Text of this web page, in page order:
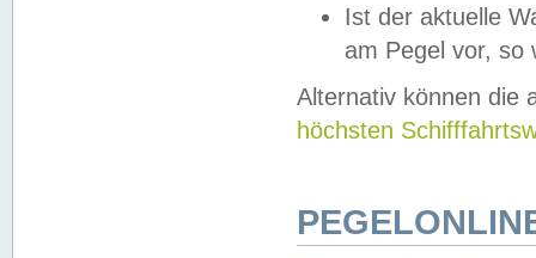
Ist der aktuelle
am Pegel vor,
Alternativ können die
höchsten